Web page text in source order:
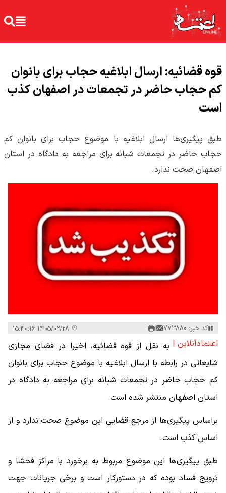
قوه قضائیه: ارسال ابلاغیه حجاب برای بانوان
کم حجاب حاضر در تجمعات در اصفهان کذب
است
طبق پیگیری‌ها ارسال ابلاغیه با موضوع حجاب برای بانوان کم
حجاب حاضر در تجمعات شبانه برای مراجعه به دادگاه در استان
اصفهان صحت ندارد.
کد خبر: 773880
اعتمادآنلاین | به نقل از قوه قضائیه، اخیرا در فضای مجازی
شایعاتی در رابطه با ارسال ابلاغیه با موضوع حجاب برای بانوان
کم حجاب حاضر در تجمعات شبانه برای مراجعه به دادگاه در
استان اصفهان منتشر شده است.
براساس پیگیری‌ها از مرجع قضایی این موضوع صحت ندارد و از
اساس کذب است.
طبق پیگیری‌ها این موضوع مربوط به برخورد با مراکز فحشا و
ترویج فساد بوده که در دستورکار است و برخی جریانات جهت